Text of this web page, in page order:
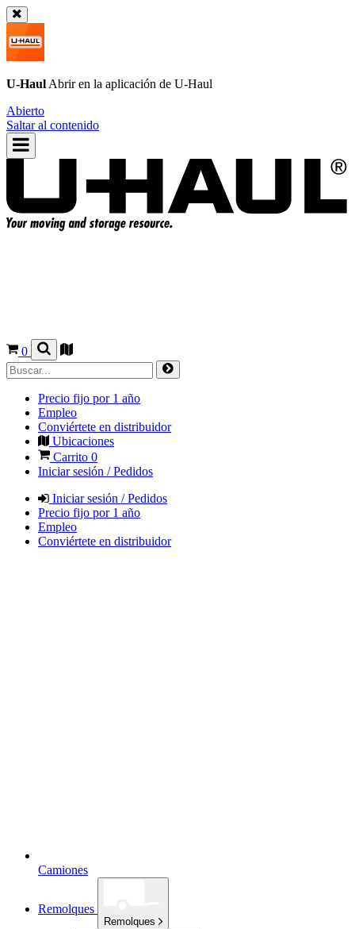
U-Haul Abrir en la aplicación de U-Haul
Abierto
Saltar al contenido
0
Precio fijo por 1 año
Empleo
Conviértete en distribuidor
Ubicaciones
Carrito 0
Iniciar sesión / Pedidos
Iniciar sesión / Pedidos
Precio fijo por 1 año
Empleo
Conviértete en distribuidor
Camiones
Remolques
Remolques